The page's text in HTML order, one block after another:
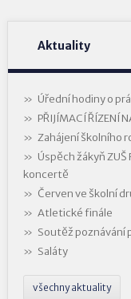
Aktuality
Úřední hodiny o
PŘIJÍMACÍ ŘÍZENÍ
Zahájení školního
Úspěch žákyň
koncertě
Červen ve školní
Atletické finále
Soutěž poznávání
Saláty
všechny aktuality